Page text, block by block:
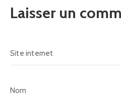
Laisser un